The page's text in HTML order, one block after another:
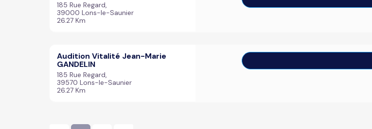
185 Rue Regard,
39000 Lons-le-Saunier
26.27 Km
Audition Vitalité Jean-Marie
GANDELIN
185 Rue Regard,
39570 Lons-le-Saunier
26.27 Km